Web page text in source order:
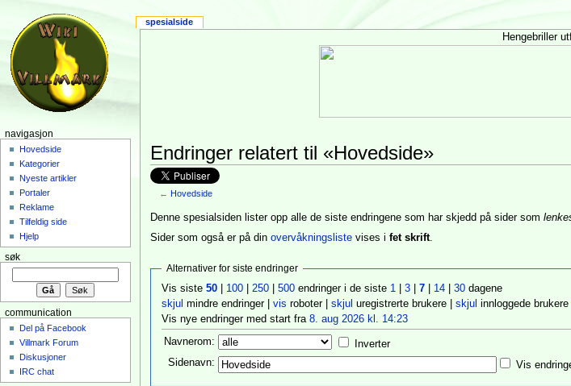
Hengebriller
Endringer relatert til «Hovedside»
← Hovedside
Denne spesialsiden lister opp alle de siste endringene som har skjedd på sider som
Sider som også er på dinovervåkningsliste vises ifet skrift.
Alternativer for siste endringer
Vis siste50 100 |250 |500 endringer i de siste 1 |3 |7 14 |30 dagene
skjul mindre endringer |vis roboter |skjul uregistrerte brukere |skjul innloggede
Vis nye endringer med start fra8. aug 2026 kl. 14:23
Navnerom:
Inverter
Sidenavn:
Vis
spesialside
navigasjon
Hovedside
Kategorier
Nyeste artikler
Portaler
Reklame
Tilfeldig side
Hjelp
søk
communication
Del på Facebook
Villmark Forum
Diskusjoner
IRC chat